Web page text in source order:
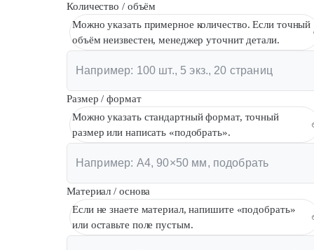
Количество / объём
Можно указать примерное количество. Если точный
объём неизвестен, менеджер уточнит детали.
Размер / формат
Можно указать стандартный формат, точный
размер или написать «подобрать».
Материал / основа
Если не знаете материал, напишите «подобрать»
или оставьте поле пустым.